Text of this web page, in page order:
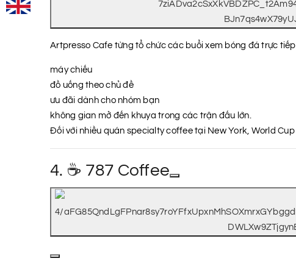
Artpresso Cafe từng tổ chức các buổi xem bóng đá trực tiếp
máy chiếu
đồ uống theo chủ đề
ưu đãi dành cho nhóm bạn
không gian mở đến khuya trong các trận đấu lớn.
Đối với nhiều quán specialty coffee tại New York, World
4. ☕ 787 Coffee